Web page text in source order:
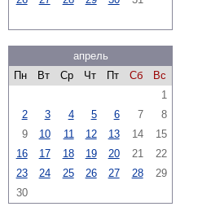
апрель
Пн
Вт Ср Чт Пт Сб
Вс
1
2
3 4 5 6 7
8
9
10 11 12 13 14
15
16
17 18 19 20 21
22
23
24 25 26 27 28
29
30